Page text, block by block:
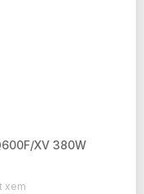
XV 380W
xem